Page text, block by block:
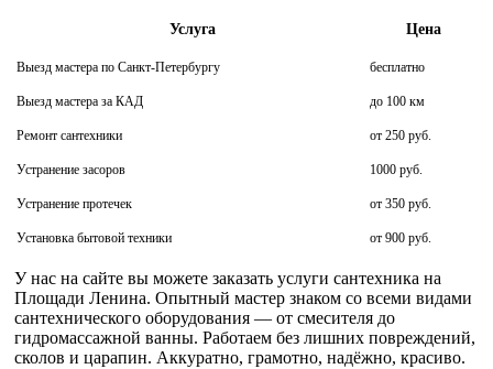
Услуга Цена
Выезд мастера по Санкт-Петербургу бесплатно
Выезд мастера за КАД до 100 км
Ремонт сантехники от 250 руб.
Устранение засоров 1000 руб.
Устранение протечек от 350 руб.
Установка бытовой техники от 900 руб.
У нас на сайте вы можете заказать услуги сантехника на
Площади Ленина. Опытный мастер знаком со всеми видами
сантехнического оборудования — от смесителя до
гидромассажной ванны. Работаем без лишних повреждений,
сколов и царапин. Аккуратно, грамотно, надёжно, красиво.